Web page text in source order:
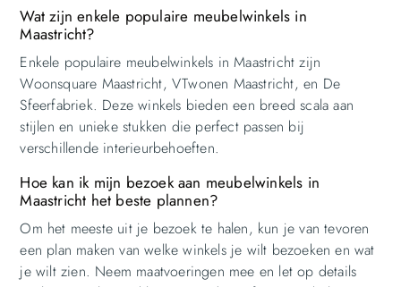
Wat zijn enkele populaire meubelwinkels in
Maastricht?
Enkele populaire meubelwinkels in Maastricht zijn
Woonsquare Maastricht, VTwonen Maastricht, en De
Sfeerfabriek. Deze winkels bieden een breed scala aan
stijlen en unieke stukken die perfect passen bij
verschillende interieurbehoeften.
Hoe kan ik mijn bezoek aan meubelwinkels in
Maastricht het beste plannen?
Om het meeste uit je bezoek te halen, kun je van tevoren
een plan maken van welke winkels je wilt bezoeken en wat
je wilt zien. Neem maatvoeringen mee en let op details